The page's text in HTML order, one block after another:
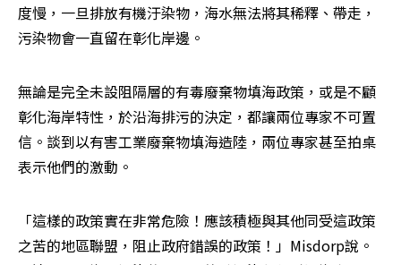
度慢，一旦排放有機汙染物，海水無法將其稀釋、帶走，
污染物會一直留在彰化岸邊。
無論是完全未設阻隔層的有毒廢棄物填海政策，或是不顧
彰化海岸特性，於沿海排污的決定，都讓兩位專家不可置
信。談到以有害工業廢棄物填海造陸，兩位專家甚至拍桌
表示他們的激動。
「這樣的政策實在非常危險！應該積極與其他同受這政策
之苦的地區聯盟，阻止政府錯誤的政策！」Misdorp說。